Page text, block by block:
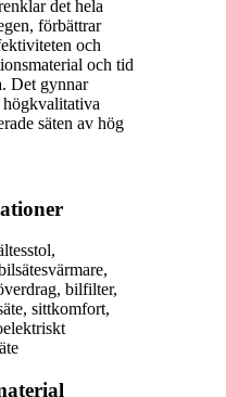
det hela
förbättrar
och
och tid
Det gynnar
säten av hög
bilfilter,
sittkomfort,